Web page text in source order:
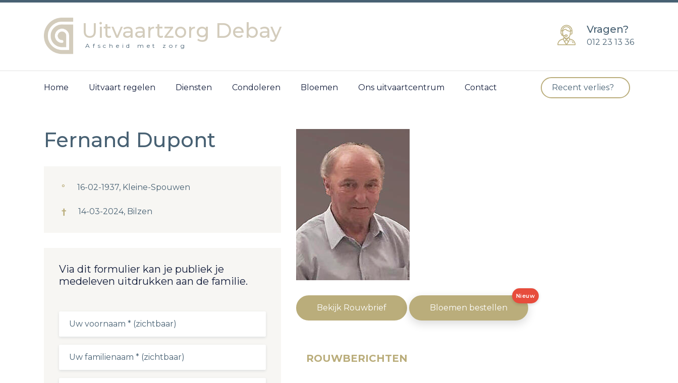
Uitvaartzorg Debay
Afscheid met zorg
Vragen?
012 23 13 36
Home Uitvaart regelen Diensten Condoleren Bloemen Ons uitvaartcentrum Contact Recent verlies?
Fernand Dupont
° 16-02-1937, Kleine-Spouwen
† 14-03-2024, Bilzen
Via dit formulier kan je publiek je
medeleven uitdrukken aan de familie.
Bekijk Rouwbrief Bloemen bestellen
Nieuw
ROUWBERICHTEN